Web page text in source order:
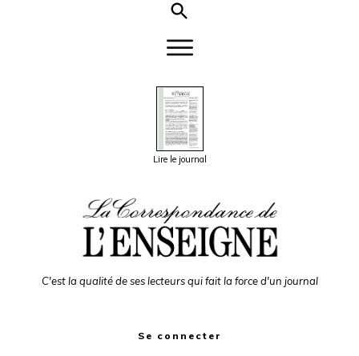
Lire le journal
C'est la qualité de ses lecteurs qui fait la force d'un journal
Se connecter